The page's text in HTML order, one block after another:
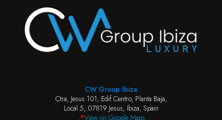
CW Group Ibiza
Ctra, Jesus 101, Edif Centro, Planta Baja,
Local 5, 07819 Jesus, Ibiza, Spain
📍View on Google Maps